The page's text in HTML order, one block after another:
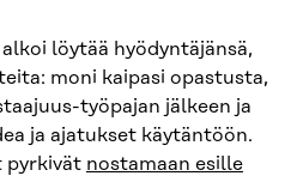
löytää hyödyntäjänsä,
moni kaipasi opastusta,
työpajan jälkeen ja
ja ajatukset käytäntöön.
pyrkivät nostamaan esille